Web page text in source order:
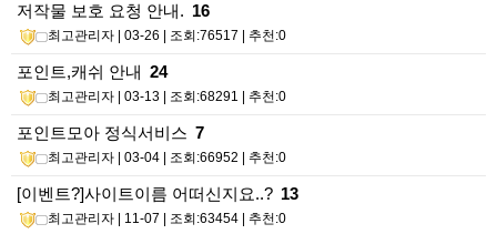
저작물 보호 요청 안내. 16
최고관리자 | 03-26 | 조회:76517 | 추천:0
포인트,캐쉬 안내 24
최고관리자 | 03-13 | 조회:68291 | 추천:0
포인트모아 정식서비스 7
최고관리자 | 03-04 | 조회:66952 | 추천:0
[이벤트?]사이트이름 어떠신지요..? 13
최고관리자 | 11-07 | 조회:63454 | 추천:0